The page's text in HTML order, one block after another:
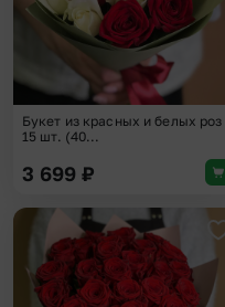
Букет из красных и белых роз
15 шт. (40...
3 699 ₽